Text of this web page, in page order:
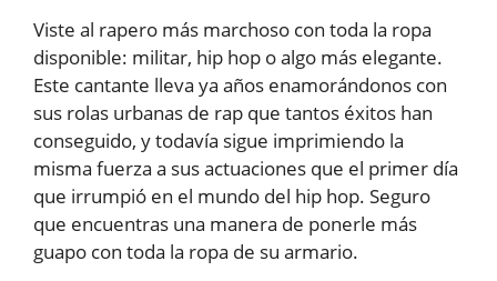
Viste al rapero más marchoso con toda la ropa
disponible: militar, hip hop o algo más elegante.
Este cantante lleva ya años enamorándonos con
sus rolas urbanas de rap que tantos éxitos han
conseguido, y todavía sigue imprimiendo la
misma fuerza a sus actuaciones que el primer día
que irrumpió en el mundo del hip hop. Seguro
que encuentras una manera de ponerle más
guapo con toda la ropa de su armario.